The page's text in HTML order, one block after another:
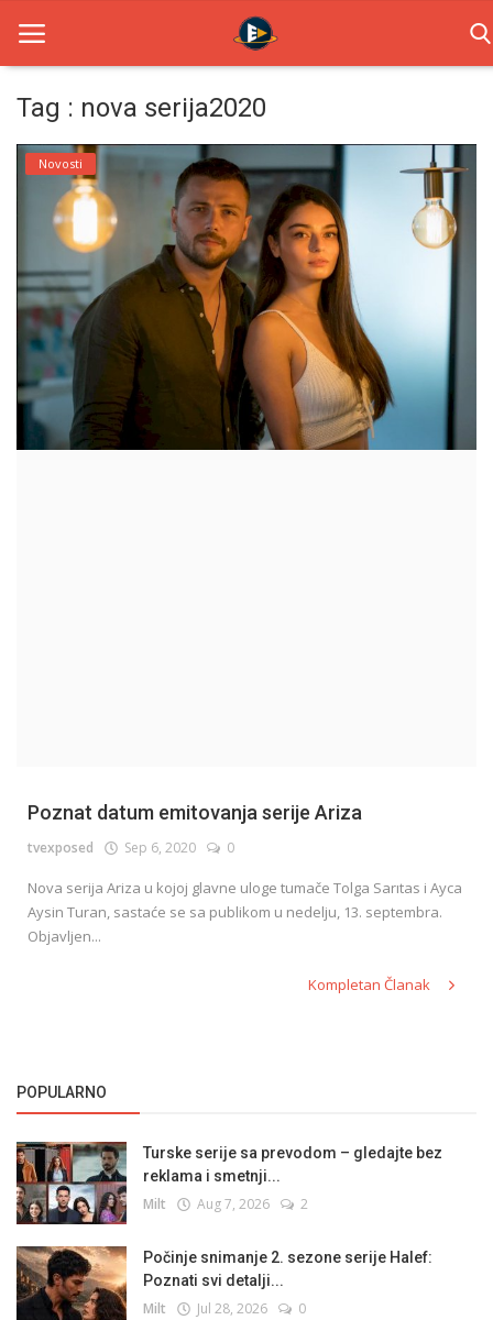
Home
Novosti
TV Serije
Filmovi
Glumci
Contact
Login
Tag : nova serija2020
Novosti
Poznat datum emitovanja serije Ariza
tvexposed Sep 6, 2020 0
Nova serija Ariza u kojoj glavne uloge tumače Tolga Sarıtas i Ayca
Aysin Turan, sastaće se sa publikom u nedelju, 13. septembra.
Objavljen...
Kompletan Članak
POPULARNO
Turske serije sa prevodom – gledajte bez
reklama i smetnji...
Milt Aug 7, 2026 2
Počinje snimanje 2. sezone serije Halef:
Poznati svi detalji...
Milt Jul 28, 2026 0